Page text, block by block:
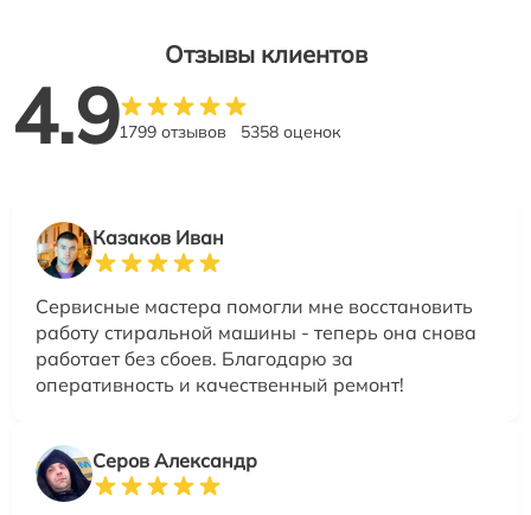
Отзывы клиентов
4.91799 отзывов 5358 оценок
Казаков Иван
Сервисные мастера помогли мне восстановить
работу стиральной машины - теперь она снова
работает без сбоев. Благодарю за
оперативность и качественный ремонт!
Серов Александр